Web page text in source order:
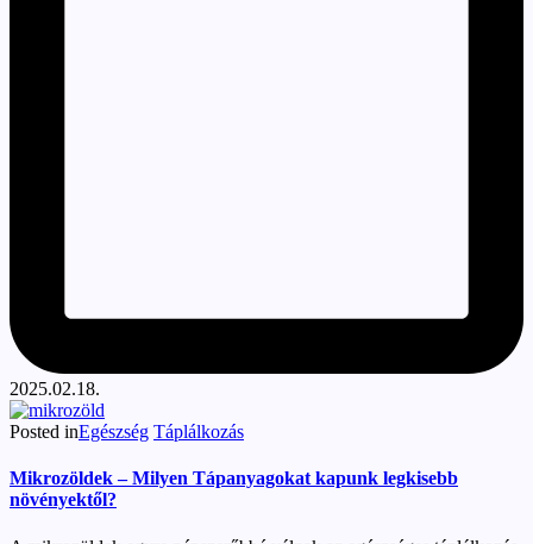
2025.02.18.
Posted inEgészség Táplálkozás
Mikrozöldek – Milyen Tápanyagokat kapunk legkisebb
növényektől?